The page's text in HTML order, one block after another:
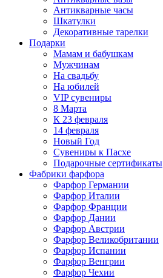
Антикварные часы
Шкатулки
Декоративные тарелки
Подарки
Мамам и бабушкам
Мужчинам
На свадьбу
На юбилей
VIP сувениры
8 Марта
К 23 февраля
14 февраля
Новый Год
Сувениры к Пасхе
Подарочные сертификаты
Фабрики фарфора
Фарфор Германии
Фарфор Италии
Фарфор Франции
Фарфор Дании
Фарфор Австрии
Фарфор Великобритании
Фарфор Испании
Фарфор Венгрии
Фарфор Чехии